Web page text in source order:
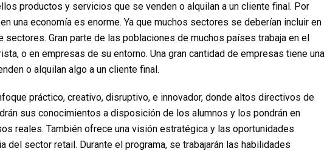
productos y servicios que se venden o alquilan a un cliente final. Por
una economía es enorme. Ya que muchos sectores se deberían incluir en
sectores. Gran parte de las poblaciones de muchos países trabaja en el
o en empresas de su entorno. Una gran cantidad de empresas tiene una
o alquilan algo a un cliente final.
práctico, creativo, disruptivo, e innovador, donde altos directivos de
sus conocimientos a disposición de los alumnos y los pondrán en
reales. También ofrece una visión estratégica y las oportunidades
del sector retail. Durante el programa, se trabajarán las habilidades